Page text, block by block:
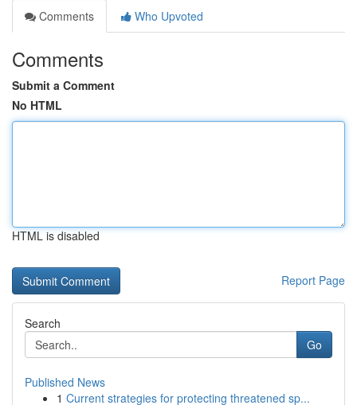
Comments
Who Upvoted
Comments
Submit a Comment
No HTML
HTML is disabled
Report Page
Search
Go
Published News
1 Current strategies for protecting threatened sp...